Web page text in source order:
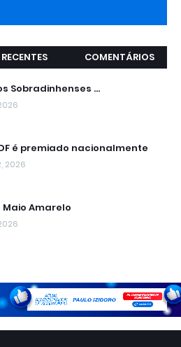
RECENTES COMENTÁRIOS
Sobradinhenses ...
é premiado nacionalmente
2026
Amarelo